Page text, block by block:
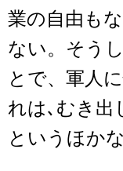
業の自由も
ない。そう
とで、軍人
れは､むき出
というほか